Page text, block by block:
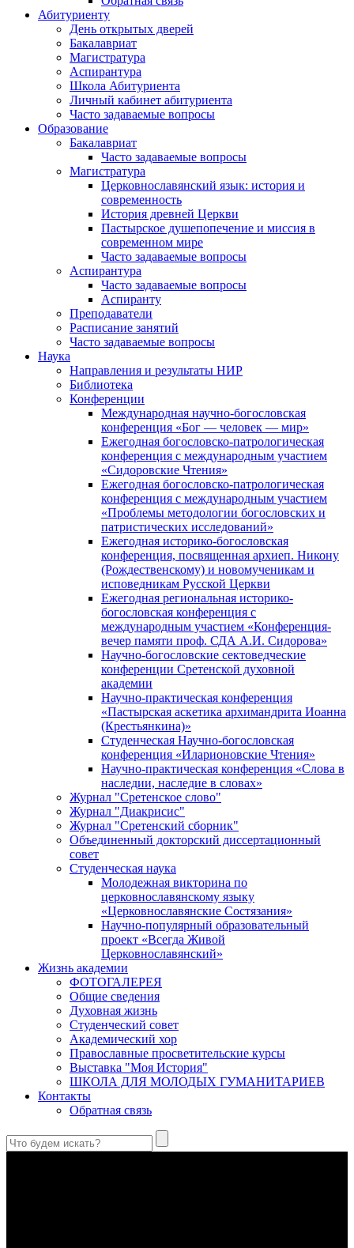
Абитуриенту
День открытых дверей
Бакалавриат
Магистратура
Аспирантура
Школа Абитуриента
Личный кабинет абитуриента
Часто задаваемые вопросы
Образование
Бакалавриат
Часто задаваемые вопросы
Магистратура
Церковнославянский язык: история и
современность
История древней Церкви
Пастырское душепопечение и миссия в
современном мире
Часто задаваемые вопросы
Аспирантура
Часто задаваемые вопросы
Аспиранту
Преподаватели
Расписание занятий
Часто задаваемые вопросы
Наука
Направления и результаты НИР
Библиотека
Конференции
Международная научно-богословская
конференция «Бог — человек — мир»
Ежегодная богословско-патрологическая
конференция с международным участием
«Сидоровские Чтения»
Ежегодная богословско-патрологическая
конференция с международным участием
«Проблемы методологии богословских и
патристических исследований»
Ежегодная историко-богословская
конференция, посвященная архиеп. Никону
(Рождественскому) и новомученикам и
исповедникам Русской Церкви
Ежегодная региональная историко-
богословская конференция с
международным участием «Конференция-
вечер памяти проф. СДА А.И. Сидорова»
Научно-богословские сектоведческие
конференции Сретенской духовной
академии
Научно-практическая конференция
«Пастырская аскетика архимандрита Иоанна
(Крестьянкина)»
Студенческая Научно-богословская
конференция «Иларионовские Чтения»
Научно-практическая конференция «Cлова в
наследии, наследие в словах»
Журнал "Сретенское слово"
Журнал "Диакрисис"
Журнал "Сретенский сборник"
Объединенный докторский диссертационный
совет
Студенческая наука
Молодежная викторина по
церковнославянскому языку
«Церковнославянские Состязания»
Научно-популярный образовательный
проект «Всегда Живой
Церковнославянский»
Жизнь академии
ФОТОГАЛЕРЕЯ
Общие сведения
Духовная жизнь
Студенческий совет
Академический хор
Православные просветительские курсы
Выставка "Моя История"
ШКОЛА ДЛЯ МОЛОДЫХ ГУМАНИТАРИЕВ
Контакты
Обратная связь